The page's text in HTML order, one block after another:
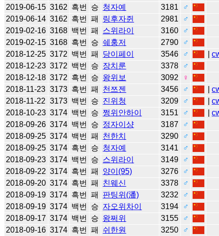
2019-06-15 3162 흑번 승 청자예 3181
♂
2019-06-14 3162 흑번 패 링후자쥔 2981
♂
2019-02-16 3168 백번 패 스위라이 3160
♂
2019-02-15 3168 흑번 승 쉐훙저 2790
♂
2018-12-25 3172 백번 패 당이페이 3546 ♂ |
2018-12-23 3172 백번 승 장치룬 3378
♂
2018-12-18 3172 흑번 승 왕위보 3092
♀
2018-11-23 3173 흑번 패 천쯔젠 3456 ♂ |
2018-11-22 3173 백번 승 진위청 3209 ♂ |
2018-10-23 3174 백번 승 쩡위안하이 3151 ♂ |
2018-09-26 3174 백번 승 정자이샹 3187
♂
2018-09-25 3174 백번 패 천한치 3290
♂
2018-09-25 3174 흑번 승 청자예 3141
♂
2018-09-23 3174 백번 승 스위라이 3149
♂
2018-09-22 3174 흑번 패 양이(95) 3276
♂
2018-09-20 3174 흑번 패 친웨신 3378
♂
2018-09-19 3174 흑번 패 판팅위(潘) 3232
♂
2018-09-19 3174 백번 승 자오위차이 3194
♂
2018-09-17 3174 백번 승 왕쩌위 3155
♂
2018-09-16 3174 흑번 패 쉬한원 3250
♂